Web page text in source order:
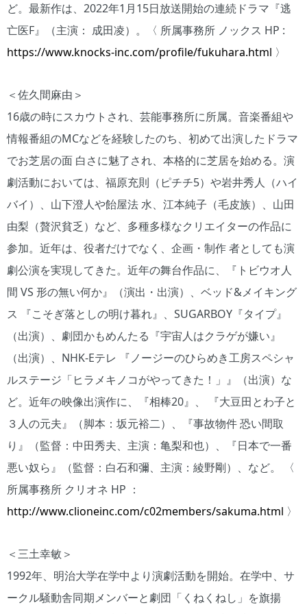
ど。最新作は、2022年1月15日放送開始の連続ドラマ『逃
亡医F』（主演： 成田凌）。〈 所属事務所 ノックス HP :
https://www.knocks-inc.com/proﬁle/fukuhara.html 〉
＜佐久間麻由＞
16歳の時にスカウトされ、芸能事務所に所属。音楽番組や
情報番組のMCなどを経験したのち、初めて出演したドラマ
でお芝居の面 白さに魅了され、本格的に芝居を始める。演
劇活動においては、福原充則（ピチチ5）や岩井秀人（ハイ
バイ）、山下澄人や飴屋法 水、江本純子（毛皮族）、山田
由梨（贅沢貧乏）など、多種多様なクリエイターの作品に
参加。近年は、役者だけでなく、企画・制作 者としても演
劇公演を実現してきた。近年の舞台作品に、『トビウオ人
間 VS 形の無い何か』（演出・出演）、ベッド&メイキング
ス 『こそぎ落としの明け暮れ』、SUGARBOY『タイプ』
（出演）、劇団かもめんたる『宇宙人はクラゲが嫌い』
（出演）、NHK-Eテレ 『ノージーのひらめき工房スペシャ
ルステージ「ヒラメキノコがやってきた！」』（出演）な
ど。近年の映像出演作に、『相棒20』、 『大豆田とわ子と
３人の元夫』（脚本：坂元裕二）、『事故物件 恐い間取
り』（監督：中田秀夫、主演：亀梨和也）、『日本で一番
悪い奴ら』（監督：白石和彌、主演：綾野剛）、など。 〈
所属事務所 クリオネ HP ：
http://www.clioneinc.com/c02members/sakuma.html 〉
＜三土幸敏＞
1992年、明治大学在学中より演劇活動を開始。在学中、サ
ークル騒動舎同期メンバーと劇団「くねくねし」を旗揚